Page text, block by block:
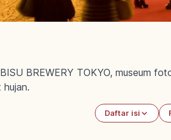
BREWERY TOKYO, museum
Daftar isi